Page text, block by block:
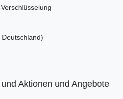
Aktionen und Angebote